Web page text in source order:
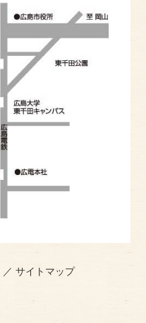
／ サイトマップ